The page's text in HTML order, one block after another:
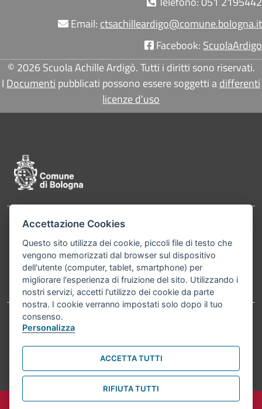
Email: ctsachilleardigo@comune.bologna.it
Facebook: ScuolaArdigo
© 2026 Scuola Achille Ardigò. Tutti i diritti sono riservati.
I Documenti pubblicati possono essere soggetti adifferenti
licenze d'uso
Contatti
Bologna P.Iva 01232710374 Cod. IBAN: IT 88 R
02008 02435 000020067156
Telefono:051203040
Accessibilità Carta dei valori
Informativa sul trattamento dei dati personali Note legali
© Comune di Bologna 2026. Tutti i diritti riservati.
Accettazione Cookies
Questo sito utilizza dei cookie, piccoli file di testo che
vengono memorizzati dal browser sul dispositivo
dell'utente (computer, tablet, smartphone) per
migliorare l'esperienza di fruizione del sito. Utilizzando i
nostri servizi, accetti l'utilizzo dei cookie da parte
nostra. I cookie verranno impostati solo dopo il tuo
consenso.
Personalizza
ACCETTA TUTTI
RIFIUTA TUTTI